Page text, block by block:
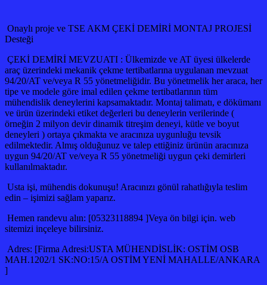
Onaylı proje ve TSE AKM ÇEKİ DEMİRİ MONTAJ PROJESİ
Desteği
ÇEKİ DEMİRİ MEVZUATI : Ülkemizde ve AT üyesi ülkelerde
araç üzerindeki mekanik çekme tertibatlarına uygulanan mevzuat
94/20/AT ve/veya R 55 yönetmeliğidir. Bu yönetmelik her araca, her
tipe ve modele göre imal edilen çekme tertibatlarının tüm
mühendislik deneylerini kapsamaktadır. Montaj talimatı, e dökümanı
ve ürün üzerindeki etiket değerleri bu deneylerin verilerinde (
örneğin 2 milyon devir dinamik titreşim deneyi, kütle ve boyut
deneyleri ) ortaya çıkmakta ve aracınıza uygunluğu tevsik
edilmektedir. Almış olduğunuz ve talep ettiğiniz ürünün aracınıza
uygun 94/20/AT ve/veya R 55 yönetmeliği uygun çeki demirleri
kullanılmaktadır.
Usta işi, mühendis dokunuşu! Aracınızı gönül rahatlığıyla teslim
edin – işimizi sağlam yaparız.
Hemen randevu alın: [05323118894 ]Veya ön bilgi için. web
sitemizi inçeleye bilirsiniz.
Adres: [Firma Adresi:USTA MÜHENDİSLİK: OSTİM OSB
MAH.1202/1 SK:NO:15/A OSTİM YENİ MAHALLE/ANKARA
]